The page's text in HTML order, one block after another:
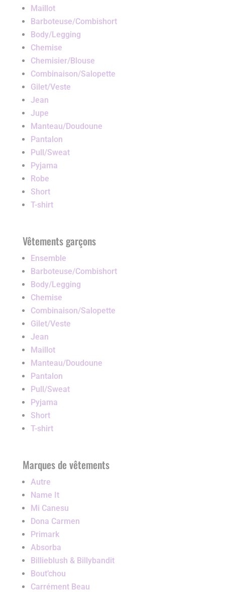
Maillot
Barboteuse/Combishort
Body/Legging
Chemise
Chemisier/Blouse
Combinaison/Salopette
Gilet/Veste
Jean
Jupe
Manteau/Doudoune
Pantalon
Pull/Sweat
Pyjama
Robe
Short
T-shirt
Vêtements garçons
Ensemble
Barboteuse/Combishort
Body/Legging
Chemise
Combinaison/Salopette
Gilet/Veste
Jean
Maillot
Manteau/Doudoune
Pantalon
Pull/Sweat
Pyjama
Short
T-shirt
Marques de vêtements
Autre
Name It
Mi Canesu
Dona Carmen
Primark
Absorba
Billieblush & Billybandit
Bout’chou
Carrément Beau